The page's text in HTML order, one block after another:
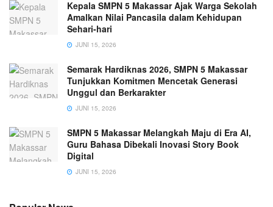
Kepala SMPN 5 Makassar Ajak Warga Sekolah
Amalkan Nilai Pancasila dalam Kehidupan
Sehari-hari
JUNI 15, 2026
Semarak Hardiknas 2026, SMPN 5 Makassar
Tunjukkan Komitmen Mencetak Generasi
Unggul dan Berkarakter
JUNI 15, 2026
SMPN 5 Makassar Melangkah Maju di Era AI,
Guru Bahasa Dibekali Inovasi Story Book
Digital
JUNI 15, 2026